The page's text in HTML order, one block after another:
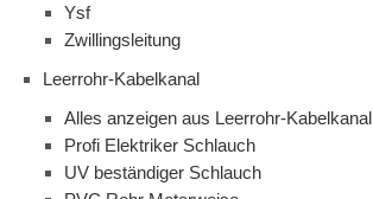
Ysf
Zwillingsleitung
Leerrohr-Kabelkanal
Alles anzeigen aus Leerrohr-Kabelkanal
Profi Elektriker Schlauch
UV beständiger Schlauch